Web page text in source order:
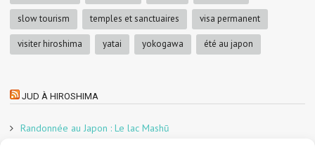
slow tourism temples et sanctuaires visa permanent
visiter hiroshima yatai yokogawa été au japon
JUD À HIROSHIMA
Randonnée au Japon : Le lac Mashū